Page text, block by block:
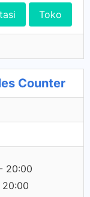
Toko
Counter
20:00
20:00